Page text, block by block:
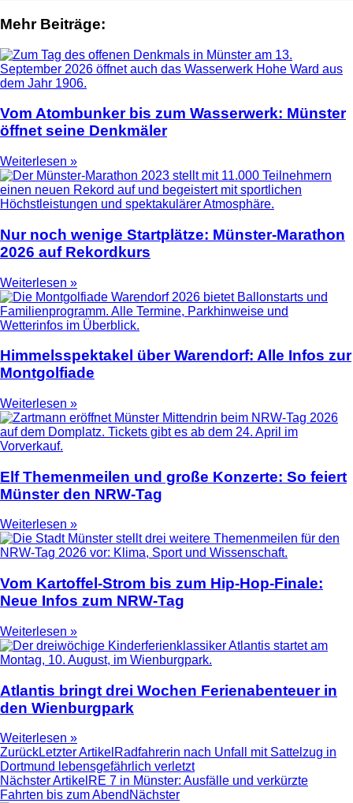
Mehr Beiträge:
Vom Atombunker bis zum Wasserwerk: Münster
öffnet seine Denkmäler
Weiterlesen »
Nur noch wenige Startplätze: Münster-Marathon
2026 auf Rekordkurs
Weiterlesen »
Himmelsspektakel über Warendorf: Alle Infos zur
Montgolfiade
Weiterlesen »
Elf Themenmeilen und große Konzerte: So feiert
Münster den NRW-Tag
Weiterlesen »
Vom Kartoffel-Strom bis zum Hip-Hop-Finale:
Neue Infos zum NRW-Tag
Weiterlesen »
Atlantis bringt drei Wochen Ferienabenteuer in
den Wienburgpark
Weiterlesen »
ZurückLetzter Artikel Radfahrerin nach Unfall mit Sattelzug in
Dortmund lebensgefährlich verletzt
Nächster Artikel RE 7 in Münster: Ausfälle und verkürzte
Fahrten bis zum Abend Nächster